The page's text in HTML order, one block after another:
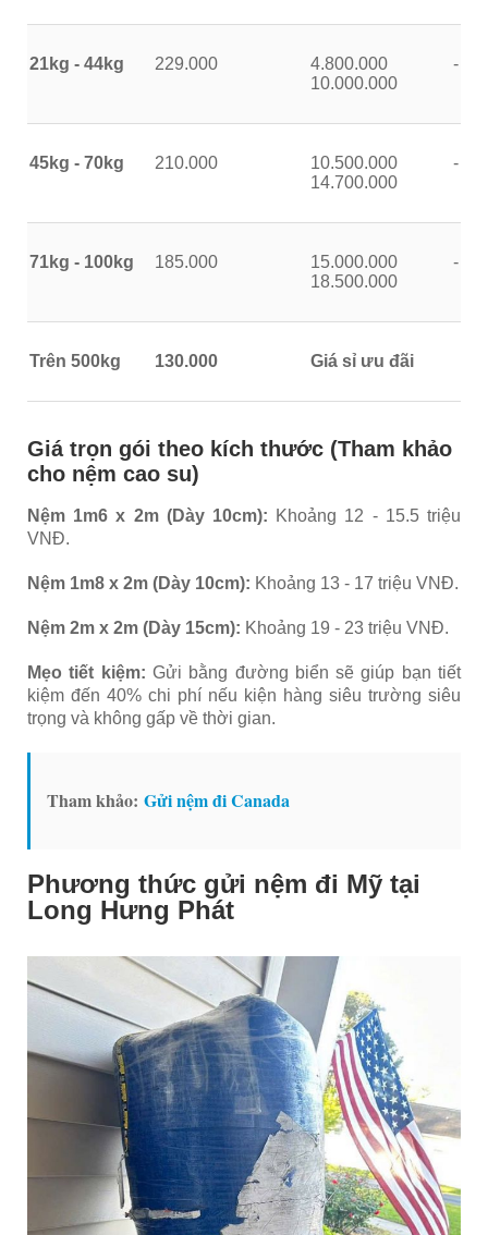
21kg - 44kg 229.000
4.800.000 -
10.000.000
45kg - 70kg 210.000
10.500.000 -
14.700.000
71kg - 100kg 185.000
15.000.000 -
18.500.000
Trên 500kg 130.000 Giá sỉ ưu đãi
Giá trọn gói theo kích thước (Tham khảo
cho nệm cao su)
Nệm 1m6 x 2m (Dày 10cm): Khoảng 12 - 15.5 triệu
VNĐ.
Nệm 1m8 x 2m (Dày 10cm): Khoảng 13 - 17 triệu VNĐ.
Nệm 2m x 2m (Dày 15cm): Khoảng 19 - 23 triệu VNĐ.
Mẹo tiết kiệm: Gửi bằng đường biển sẽ giúp bạn tiết
kiệm đến 40% chi phí nếu kiện hàng siêu trường siêu
trọng và không gấp về thời gian.
Tham khảo: Gửi nệm đi Canada
Phương thức gửi nệm đi Mỹ tại
Long Hưng Phát